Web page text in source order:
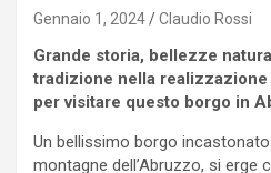
Gennaio 1, 2024 Claudio Rossi
Grande storia, bellezze
tradizione nella realizzazione
per visitare questo borgo in
Un bellissimo borgo
montagne dell’Abruzzo, si erge